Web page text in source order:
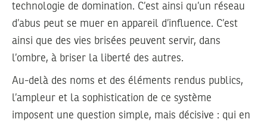
technologie de domination. C’est ainsi qu’un réseau
d’abus peut se muer en appareil d’influence. C’est
ainsi que des vies brisées peuvent servir, dans
l’ombre, à briser la liberté des autres.
Au-delà des noms et des éléments rendus publics,
l’ampleur et la sophistication de ce système
imposent une question simple, mais décisive : qui en